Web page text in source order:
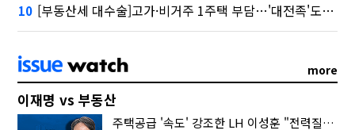
10 [부동산세 대수술]고가·비거주 1주택 부담…'대전족'도 불똥
more
이재명 vs 부동산
주택공급 '속도' 강조한 LH 이성훈 "전력질주해야"